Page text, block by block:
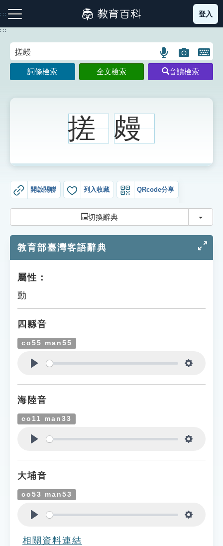
到
主
:::
注音索引圖示 筆畫索引圖示 部首索引表圖示
生字詞彙表
知識索引
遊戲專區
教學應用
貓頭鷹博士
登入
:::
語
言
搜
圖
片
搜
開
鍵
圖
詞條檢索 全文檢索 音讀檢索
搓 㿸
開啟關聯 列入收藏 QRcode分享
切換辭典 切換
教育部臺灣客語辭典
屬性：
動
四縣音
co55 man55
海陸音
co11 man33
大埔音
co53 man53
相關資料連結